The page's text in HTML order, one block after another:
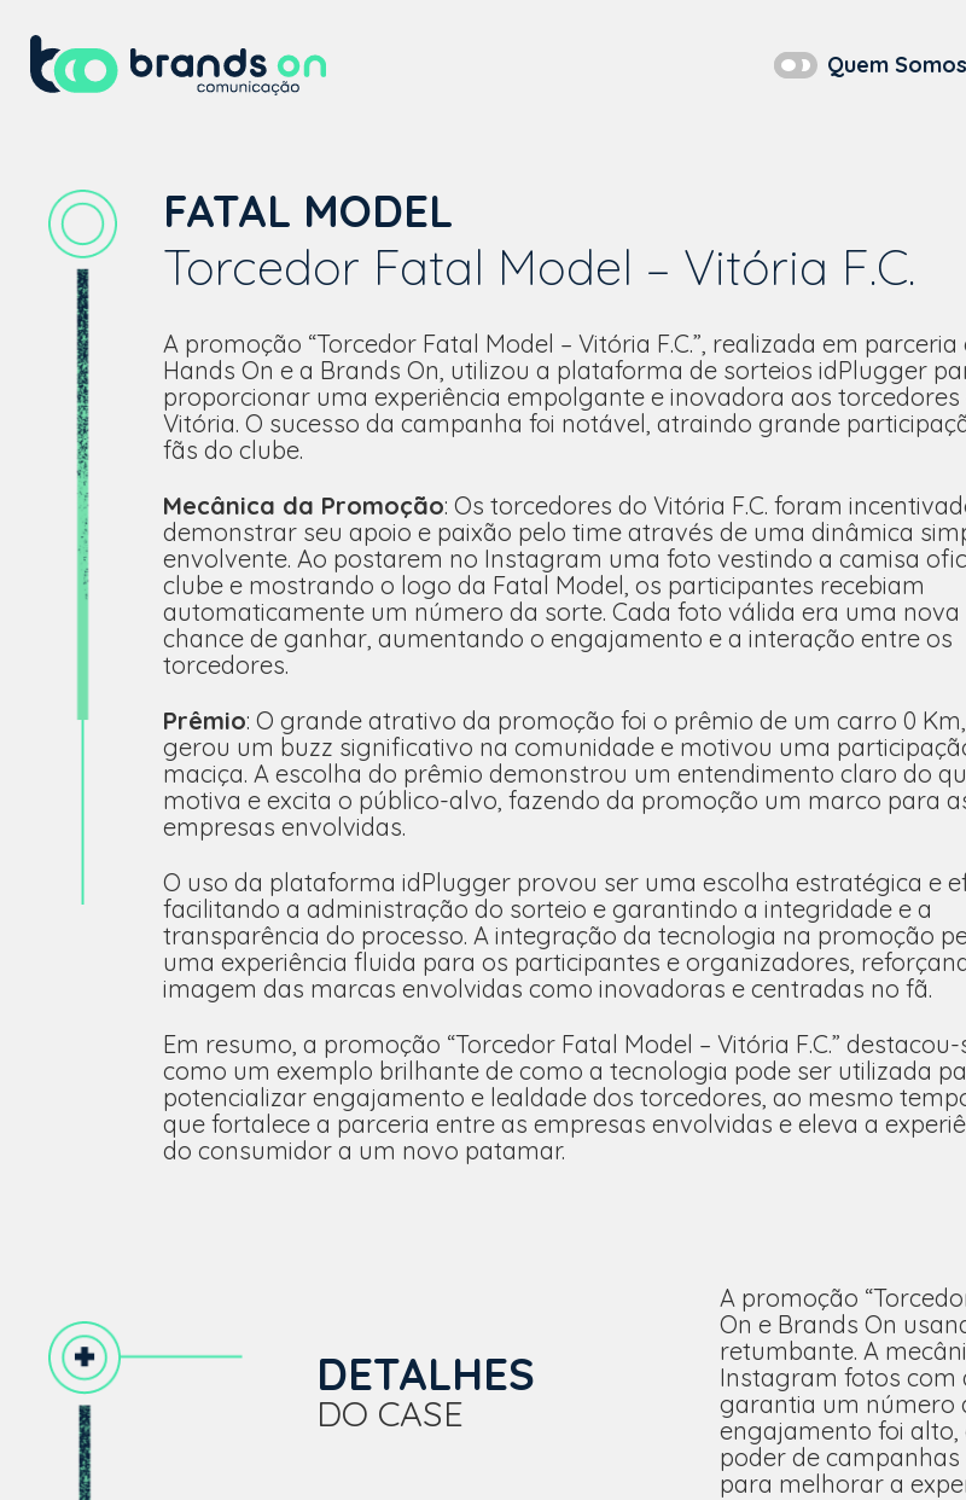
Quem Somos
FATAL MODEL
Torcedor Fatal Model – Vitória F.C.
A promoção “Torcedor Fatal Model – Vitória F.C.”, realizada em parceria
Hands On e a Brands On, utilizou a plataforma de sorteios idPlugger
proporcionar uma experiência empolgante e inovadora aos torcedores
Vitória. O sucesso da campanha foi notável, atraindo grande
fãs do clube.
Mecânica da Promoção: Os torcedores do Vitória F.C. foram
demonstrar seu apoio e paixão pelo time através de uma dinâmica
envolvente. Ao postarem no Instagram uma foto vestindo a camisa
clube e mostrando o logo da Fatal Model, os participantes recebiam
automaticamente um número da sorte. Cada foto válida era uma nova
chance de ganhar, aumentando o engajamento e a interação entre os
torcedores.
Prêmio: O grande atrativo da promoção foi o prêmio de um carro 0
gerou um buzz significativo na comunidade e motivou uma
maciça. A escolha do prêmio demonstrou um entendimento claro do
motiva e excita o público-alvo, fazendo da promoção um marco para
empresas envolvidas.
O uso da plataforma idPlugger provou ser uma escolha estratégica e
facilitando a administração do sorteio e garantindo a integridade e a
transparência do processo. A integração da tecnologia na promoção
uma experiência fluida para os participantes e organizadores,
imagem das marcas envolvidas como inovadoras e centradas no fã.
Em resumo, a promoção “Torcedor Fatal Model – Vitória F.C.” destacou-
como um exemplo brilhante de como a tecnologia pode ser utilizada
potencializar engajamento e lealdade dos torcedores, ao mesmo
que fortalece a parceria entre as empresas envolvidas e eleva a
do consumidor a um novo patamar.
DETALHES
DO CASE
A promoção
On e Brands On
retumbante. A
Instagram fotos com
garantia um número
engajamento foi
poder de
para melhorar a